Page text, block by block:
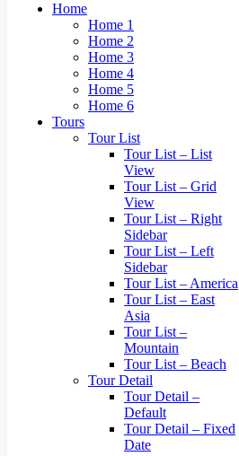
Home
Home 1
Home 2
Home 3
Home 4
Home 5
Home 6
Tours
Tour List
Tour List – List
View
Tour List – Grid
View
Tour List – Right
Sidebar
Tour List – Left
Sidebar
Tour List – America
Tour List – East
Asia
Tour List –
Mountain
Tour List – Beach
Tour Detail
Tour Detail –
Default
Tour Detail – Fixed
Date